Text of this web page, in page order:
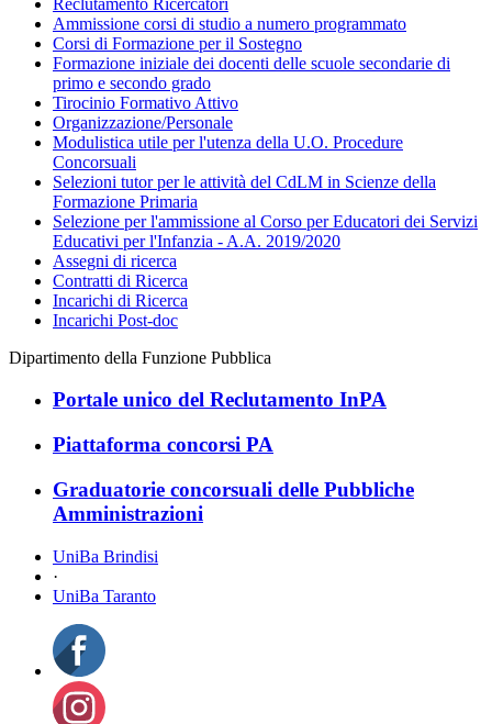
Ammissione corsi di studio a numero programmato
Corsi di Formazione per il Sostegno
Formazione iniziale dei docenti delle scuole secondarie di
primo e secondo grado
Tirocinio Formativo Attivo
Organizzazione/Personale
Modulistica utile per l'utenza della U.O. Procedure
Concorsuali
Selezioni tutor per le attività del CdLM in Scienze della
Formazione Primaria
Selezione per l'ammissione al Corso per Educatori dei Servizi
Educativi per l'Infanzia - A.A. 2019/2020
Assegni di ricerca
Contratti di Ricerca
Incarichi di Ricerca
Incarichi Post-doc
Dipartimento della Funzione Pubblica
Portale unico del Reclutamento InPA
Piattaforma concorsi PA
Graduatorie concorsuali delle Pubbliche
Amministrazioni
UniBa Brindisi
·
UniBa Taranto